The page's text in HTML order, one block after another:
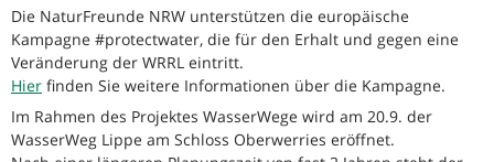
Die NaturFreunde NRW unterstützen die europäische
Kampagne #protectwater, die für den Erhalt und gegen eine
Veränderung der WRRL eintritt.
Hier finden Sie weitere Informationen über die Kampagne.
Im Rahmen des Projektes WasserWege wird am 20.9. der
WasserWeg Lippe am Schloss Oberwerries eröffnet.